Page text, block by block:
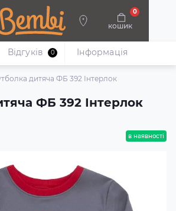
кошик
0
Немовлята Взуття
дитяча ФБ 392 Інтерлок
ФБ 392 Інтерлок
Відгуків 0 Iнформація
в наявності